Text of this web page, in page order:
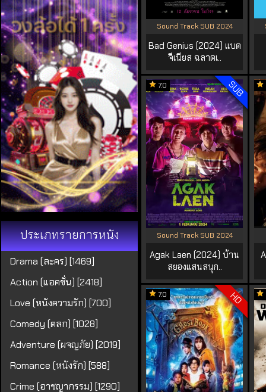
ประเภทรายการหนัง
Drama (ละคร) [1469]
Action (แอคชั่น) [2418]
Love (หนังความรัก) [700]
Comedy (ตลก) [1028]
Adventure (ผจญภัย) [2019]
Romance (หนังรัก) [588]
Crime (อาชญากรรม) [1290]
Sound Track SUB 2024
Bad Genius (2024) แบด
จีเนียส ฉลาดเ..
SUB
7.0
Sound Track SUB 2024
Agak Laen (2024) บ้าน
สยองแสนสนุก..
HD
7.0